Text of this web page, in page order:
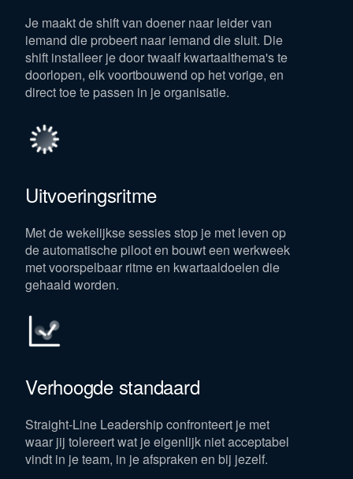
Je maakt de shift van doener naar leider van
iemand die probeert naar iemand die sluit. Die
shift installeer je door twaalf kwartaalthema's te
doorlopen, elk voortbouwend op het vorige, en
direct toe te passen in je organisatie.
Uitvoeringsritme
Met de wekelijkse sessies stop je met leven op
de automatische piloot en bouwt een werkweek
met voorspelbaar ritme en kwartaaldoelen die
gehaald worden.
Verhoogde standaard
Straight-Line Leadership confronteert je met
waar jij tolereert wat je eigenlijk niet acceptabel
vindt in je team, in je afspraken en bij jezelf.